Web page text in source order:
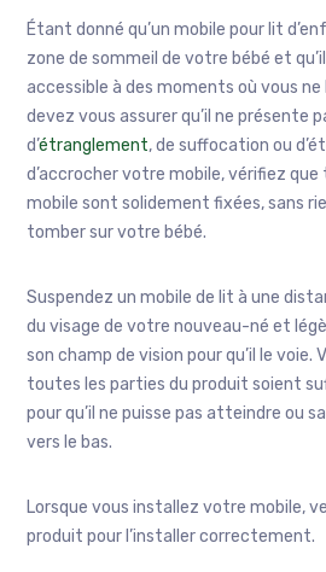
Étant donné qu’un mobile pour lit
zone de sommeil de votre bébé et
accessible à des moments où vous ne
devez vous assurer qu’il ne présente
d’étranglement, de suffocation ou
d’accrocher votre mobile, vérifiez
mobile sont solidement fixées, sans
tomber sur votre bébé.
Suspendez un mobile de lit à une
du visage de votre nouveau-né et
son champ de vision pour qu’il le voie.
toutes les parties du produit soient
pour qu’il ne puisse pas atteindre ou
vers le bas.
Lorsque vous installez votre mobile,
produit pour l’installer correctement.